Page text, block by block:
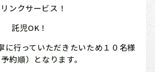
リンクサービス！
託児OK！
に行っていただきたいため１０名様
約順）となります。